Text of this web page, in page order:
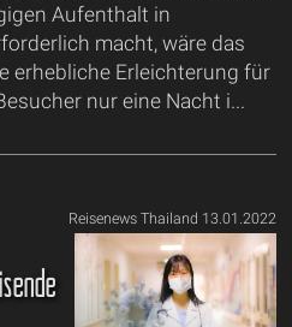
Aufenthalt in
macht, wäre das
erhebliche Erleichterung für
nur eine Nacht i...
Reisenews Thailand 13.01.2022